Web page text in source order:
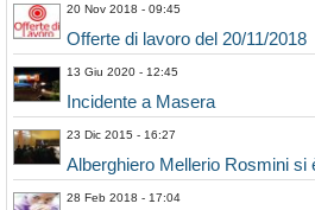
20 Nov 2018 - 09:45
Offerte di lavoro del 20/11/2018
13 Giu 2020 - 12:45
Incidente a Masera
23 Dic 2015 - 16:27
Alberghiero Mellerio Rosmini si
28 Feb 2018 - 17:04